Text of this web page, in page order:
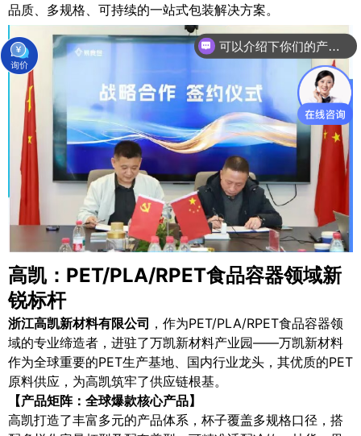
品质、多规格、可持续的一站式包装解决方案。
高凯：PET/PLA/RPET食品容器领域新
锐标杆
浙江高凯新材料有限公司 ，作为PET/PLA/RPET食品容器领
域的专业缔造者，进驻了万凯新材料产业园——万凯新材料
作为全球重要的PET生产基地、国内行业龙头，其优质的PET
原料供应，为高凯筑牢了供应链根基。
【产品矩阵：全球爆款核心产品】
高凯打造了丰富多元的产品体系，杯子覆盖多规格口径，搭
可以介绍下你们的产品么